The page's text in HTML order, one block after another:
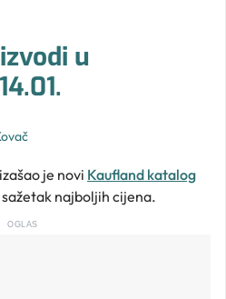
u
je novi Kaufland katalog
najboljih cijena.
OGLAS